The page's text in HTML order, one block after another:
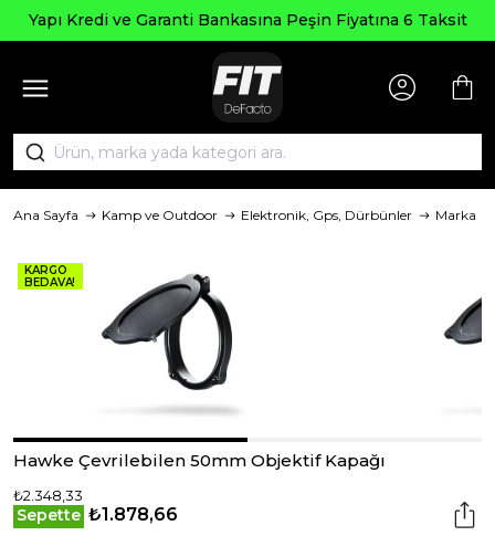
Yapı Kredi ve Garanti Bankasına Peşin Fiyatına 6 Taksit
Ana Sayfa Kamp ve Outdoor Elektronik, Gps, Dürbünler Marka
KARGO
BEDAVA!
Hawke Çevrilebilen 50mm Objektif Kapağı
₺2.348,33
Sepette ₺1.878,66